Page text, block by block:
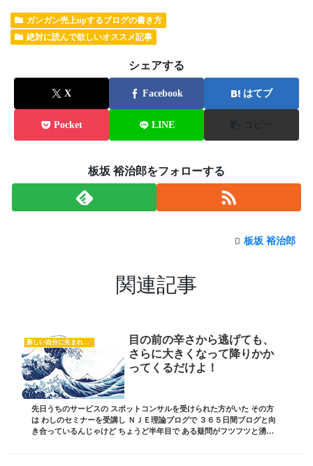
ガンガン売上upするブログの書き方
絶対に読んで欲しいオススメ記事
シェアする
X Facebook はてブ
Pocket LINE
板坂 裕治郎をフォローする
板坂 裕治郎
関連記事
新しい自分に生まれ変わるヒント
目の前の辛さから逃げても、
さらに大きくなって降りかか
ってくるだけよ！
先日うちのサービスの スポットコンサルを受けられた方がいた その方
は わしのセミナーを受講し ＮＪＥ理論ブログで ３６５日間ブログと向
き合っているんじゃけど ちょうど半年目で ある疑問がフツフツと湧い